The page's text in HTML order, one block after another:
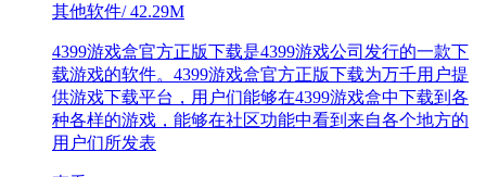
其他软件/42.29M
4399游戏盒官方正版下载是4399游戏公司发行的一款下
载游戏的软件。4399游戏盒官方正版下载为万千用户提
供游戏下载平台，用户们能够在4399游戏盒中下载到各
种各样的游戏，能够在社区功能中看到来自各个地方的
用户们所发表